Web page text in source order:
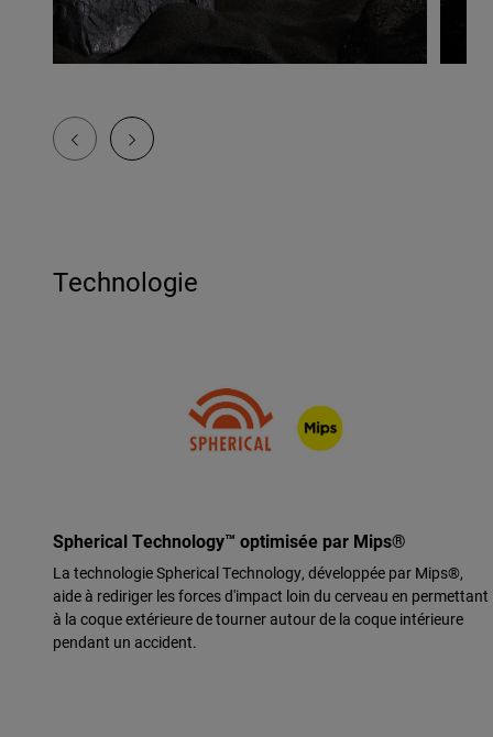
Technologie
Spherical Technology™ optimisée par Mips®
La technologie Spherical Technology, développée par Mips®,
aide à rediriger les forces d'impact loin du cerveau en permettant
à la coque extérieure de tourner autour de la coque intérieure
pendant un accident.